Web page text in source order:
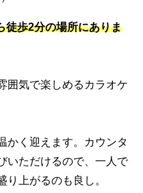
歩2分の場所にありま
囲気で楽しめるカラオケ
かく迎えます。カウンタ
いただけるので、一人で
り上がるのも良し。